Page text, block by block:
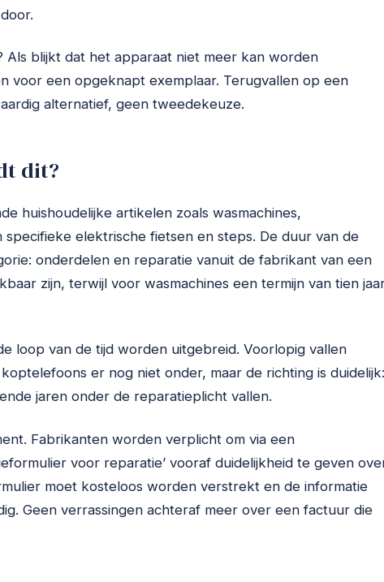
Als blijkt dat het apparaat niet meer kan worden
voor een opgeknapt exemplaar. Terugvallen op een
alternatief, geen tweedekeuze.
dit?
huishoudelijke artikelen zoals wasmachines,
elektrische fietsen en steps. De duur van de
onderdelen en reparatie vanuit de fabrikant van een
zijn, terwijl voor wasmachines een termijn van tien
loop van de tijd worden uitgebreid. Voorlopig vallen
er nog niet onder, maar de richting is duidelijk:
jaren onder de reparatieplicht vallen.
Fabrikanten worden verplicht om via een
voor reparatie’ vooraf duidelijkheid te geven
moet kosteloos worden verstrekt en de informatie
Geen verrassingen achteraf meer over een factuur die